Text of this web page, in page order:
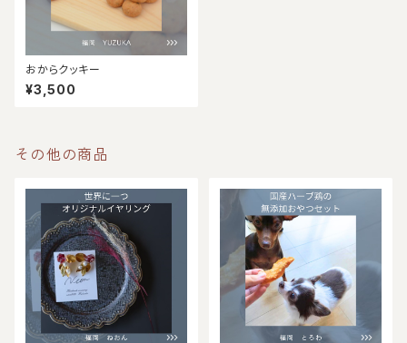
おからクッキー
¥3,500
その他の商品